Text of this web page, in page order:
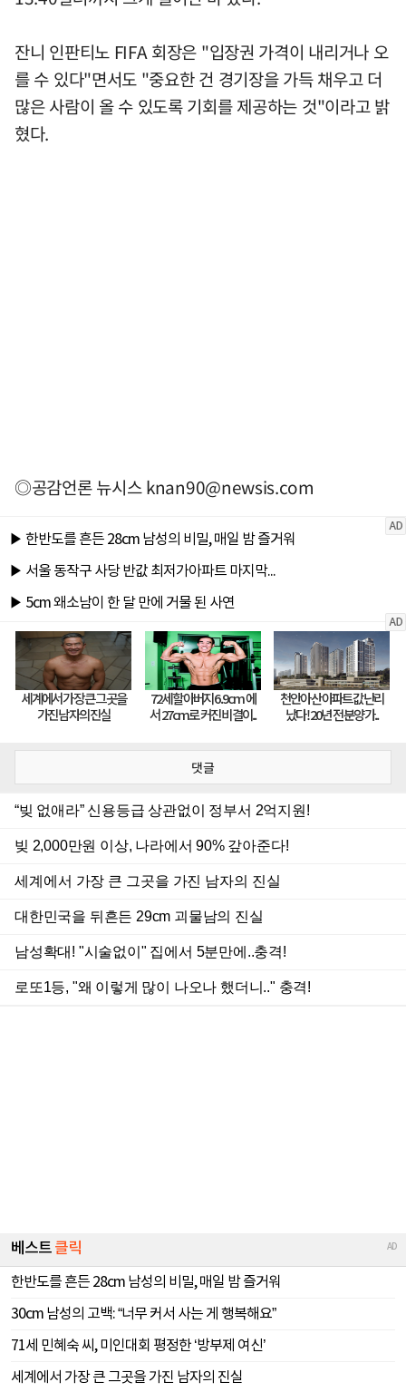
잔니 인판티노 FIFA 회장은 "입장권 가격이 내리거나 오
를 수 있다"면서도 "중요한 건 경기장을 가득 채우고 더
많은 사람이 올 수 있도록 기회를 제공하는 것"이라고 밝
혔다.
◎공감언론 뉴시스knan90@newsis.com
댓글